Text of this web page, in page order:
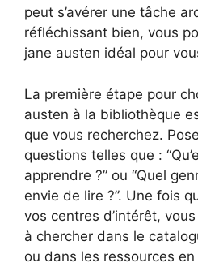
peut s’avérer une tâche
réfléchissant bien, vous
jane austen idéal pour
La première étape pour
austen à la bibliothèque
que vous recherchez.
questions telles que :
apprendre ?” ou “Quel
envie de lire ?”. Une fois
vos centres d’intérêt,
à chercher dans le
ou dans les ressources